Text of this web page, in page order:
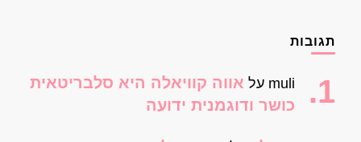
תגובות
muli על אווה קוויאלה היא סלבריטאית
כושר ודוגמנית ידועה